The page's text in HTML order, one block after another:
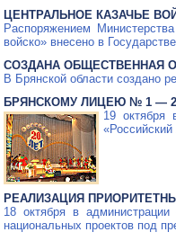
ЦЕНТРАЛЬНОЕ КАЗАЧЬЕ
Распоряжением
войско» внесено в
СОЗДАНА ОБЩЕСТВЕННАЯ
В Брянской области создано
БРЯНСКОМУ ЛИЦЕЮ № 1 —
19 октября
РЕАЛИЗАЦИЯ
18 октября в администрации
национальных проектов под